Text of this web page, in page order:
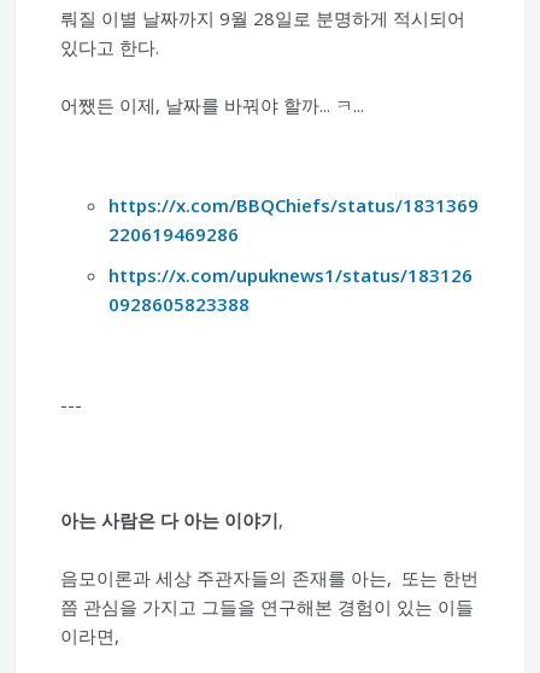
뤄질 이별 날짜까지 9월 28일로 분명하게 적시되어
있다고 한다.
어쨌든 이제, 날짜를 바꿔야 할까... ㅋ...
https://x.com/BBQChiefs/status/1831369
220619469286
https://x.com/upuknews1/status/183126
0928605823388
---
아는 사람은 다 아는 이야기,
음모이론과 세상 주관자들의 존재를 아는, 또는 한번
쯤 관심을 가지고 그들을 연구해본 경험이 있는 이들
이라면,